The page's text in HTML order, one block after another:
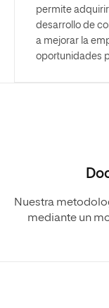
permite
desarrollo de
a mejorar la
oportunidades
Nuestra
mediante un